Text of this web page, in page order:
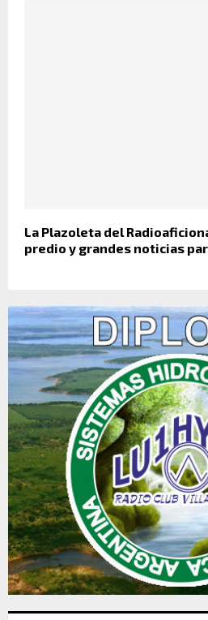
La Plazoleta del
predio y grandes noticias